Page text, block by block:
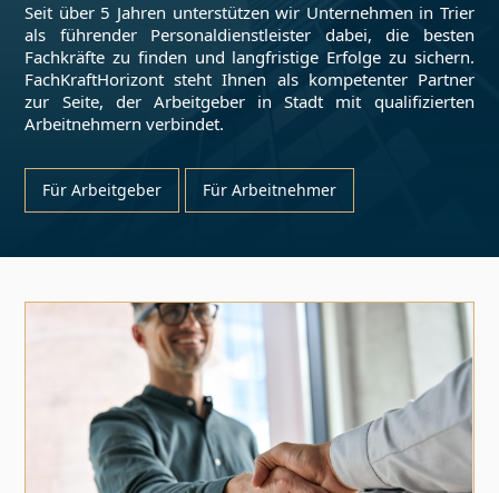
Seit über 5 Jahren unterstützen wir Unternehmen in Trier
als führender Personaldienstleister dabei, die besten
Fachkräfte zu finden und langfristige Erfolge zu sichern.
FachKraftHorizont steht Ihnen als kompetenter Partner
zur Seite, der Arbeitgeber in Stadt mit qualifizierten
Arbeitnehmern verbindet.
Für Arbeitgeber Für Arbeitnehmer